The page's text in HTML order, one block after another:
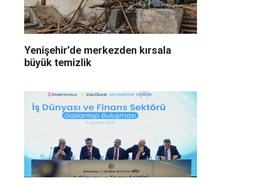
Yenişehir’de merkezden kırsala
büyük temizlik